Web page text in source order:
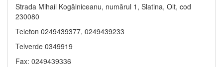
Strada Mihail Kogălniceanu, numărul 1, Slatina, Olt, cod
230080
Telefon 0249439377, 0249439233
Telverde 0349919
Fax: 0249439336